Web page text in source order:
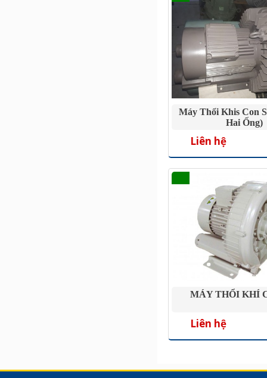
Máy Thổi Khis Con
Hai Ống)
Liên hệ
MÁY THỔI KHÍ
Liên hệ